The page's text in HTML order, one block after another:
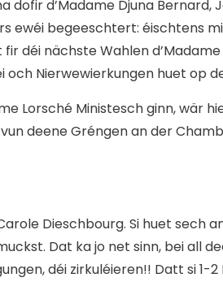
dofir d’Madame Djuna Bernard,
ewéi begeeschtert: éischtens
fir déi nächste Wahlen
och Nierwewierkungen huet op
Lorsché Ministesch ginn, wär
deene Gréngen an der
Dieschbourg. Si huet sech
Dat ka jo net sinn, bei all
déi zirkuléieren!! Datt si 1-